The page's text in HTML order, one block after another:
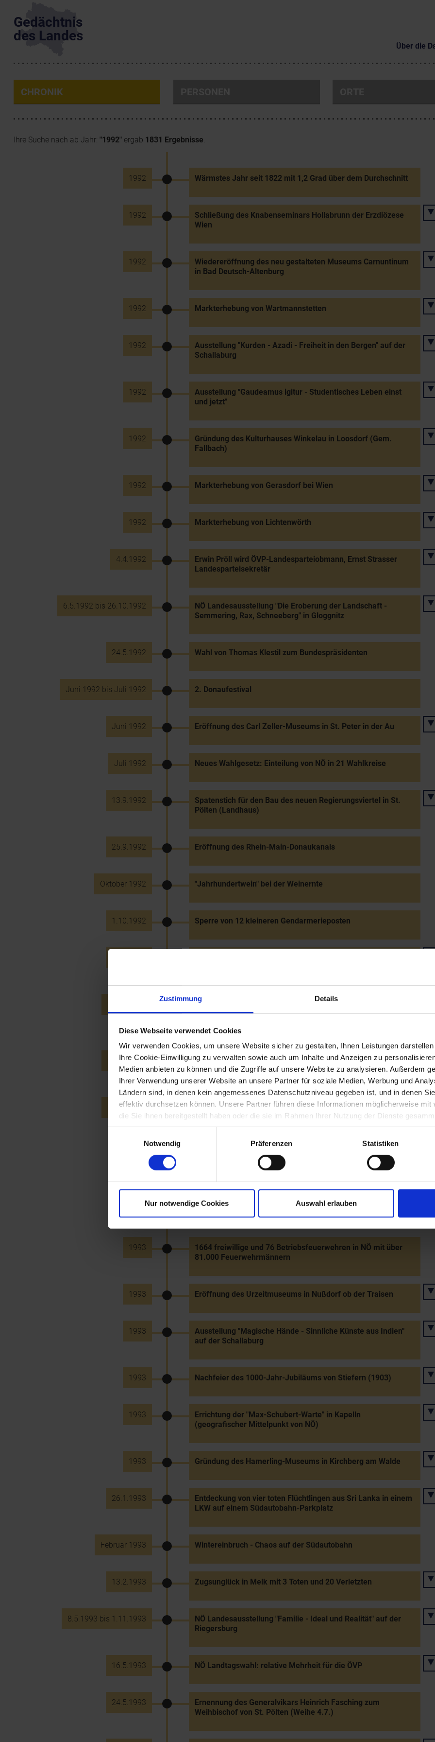
Zustimmung Details
Diese Webseite verwendet Cookies
Wir verwenden Cookies, um unsere Website sicher zu gestalten, Ihnen Leistungen
Ihre Cookie-Einwilligung zu verwalten sowie auch um Inhalte und Anzeigen zu
Medien anbieten zu können und die Zugriffe auf unsere Website zu analysieren. Außerdem
Ihrer Verwendung unserer Website an unsere Partner für soziale Medien, Werbung und
Ländern sind, in denen kein angemessenes Datenschutzniveau gegeben ist, und in denen
effektiv durchsetzen können. Unsere Partner führen diese Informationen möglicherweise mit
die Sie ihnen bereitgestellt haben oder die sie im Rahmen Ihrer Nutzung der Dienste
Notwendig
Präferenzen Statistiken
Nur notwendige Cookies Auswahl erlauben
Gedächtnis
des Landes
Über die
CHRONIK
Ihre Suche nach ab Jahr: "1992" ergab 1831 Ergebnisse.
1992 Wärmstes Jahr seit 1822 mit 1,2 Grad über dem Durchschnitt
1992
Schließung des Knabenseminars Hollabrunn der Erzdiözese
Wien
1992
Wiedereröffnung des neu gestalteten Museums Carnuntinum
in Bad Deutsch-Altenburg
1992 Markterhebung von Wartmannstetten
1992
Ausstellung "Kurden - Azadi - Freiheit in den Bergen" auf der
Schallaburg
1992
Ausstellung "Gaudeamus igitur - Studentisches Leben einst
und jetzt"
1992
Gründung des Kulturhauses Winkelau in Loosdorf (Gem.
Fallbach)
1992 Markterhebung von Gerasdorf bei Wien
1992 Markterhebung von Lichtenwörth
4.4.1992
Erwin Pröll wird ÖVP-Landesparteiobmann, Ernst Strasser
Landesparteisekretär
6.5.1992 bis 26.10.1992
NÖ Landesausstellung "Die Eroberung der Landschaft -
Semmering, Rax, Schneeberg" in Gloggnitz
24.5.1992 Wahl von Thomas Klestil zum Bundespräsidenten
Juni 1992 bis Juli 1992 2. Donaufestival
Juni 1992 Eröffnung des Carl Zeller-Museums in St. Peter in der Au
Juli 1992 Neues Wahlgesetz: Einteilung von NÖ in 21 Wahlkreise
13.9.1992
Spatenstich für den Bau des neuen Regierungsviertel in St.
Pölten (Landhaus)
25.9.1992 Eröffnung des Rhein-Main-Donaukanals
Oktober 1992 "Jahrhundertwein" bei der Weinernte
1.10.1992 Sperre von 12 kleineren Gendarmerieposten
Rücktritt Siegfried Ludwigs, Wahl Erwin Prölls (geb. 1946,
ÖVP) zum Landeshauptmann von Niederösterrreich (bis 2017)
23.10.1992
Inbetriebnahme der Biodiesel-Produktionsstätte (aus Raps) in
Bruck an der Leitha
27.11.1992
Brand der Redoutensäle in Wien - Einsatz von Feuerwehren
aus NÖ
Start der Aktion "Stadterneuerung" mit den Modellstädten
Bruck an der Leitha, Eggenburg, Retz, Waidhofen/Thaya,
Waidhofen/Ybbs und Wiener Neustadt
1993
1664 freiwillige und 76 Betriebsfeuerwehren in NÖ mit über
81.000 Feuerwehrmännern
1993 Eröffnung des Urzeitmuseums in Nußdorf ob der Traisen
1993
Ausstellung "Magische Hände - Sinnliche Künste aus Indien"
auf der Schallaburg
1993 Nachfeier des 1000-Jahr-Jubiläums von Stiefern (1903)
1993
Errichtung der "Max-Schubert-Warte" in Kapelln
(geografischer Mittelpunkt von NÖ)
1993 Gründung des Hamerling-Museums in Kirchberg am Walde
26.1.1993
Entdeckung von vier toten Flüchtlingen aus Sri Lanka in einem
LKW auf einem Südautobahn-Parkplatz
Februar 1993 Wintereinbruch - Chaos auf der Südautobahn
13.2.1993 Zugsunglück in Melk mit 3 Toten und 20 Verletzten
8.5.1993 bis 1.11.1993
NÖ Landesausstellung "Familie - Ideal und Realität" auf der
Riegersburg
16.5.1993 NÖ Landtagswahl: relative Mehrheit für die ÖVP
24.5.1993
Ernennung des Generalvikars Heinrich Fasching zum
Weihbischof von St. Pölten (Weihe 4.7.)